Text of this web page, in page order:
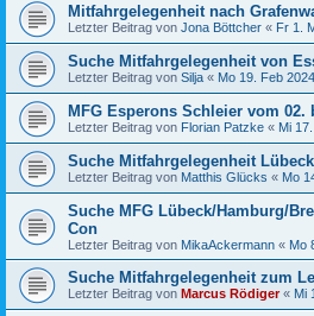
Mitfahrgelegenheit nach
Letzter Beitrag von Jona Böttcher « Fr 1.
Suche Mitfahrgelegenheit von
Letzter Beitrag von Silja « Mo 19. Feb
MFG Esperons Schleier vom 02.
Letzter Beitrag von Florian Patzke « Mi
Suche Mitfahrgelegenheit
Letzter Beitrag von Matthis Glücks « Mo
Suche MFG Lübeck/Hamburg/
Con
Letzter Beitrag von MikaAckermann « Mo
Suche Mitfahrgelegenheit zum
Letzter Beitrag von Marcus Rödiger« Mi